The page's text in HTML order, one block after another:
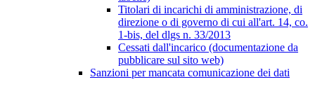
Titolari di incarichi di amministrazione, di
direzione o di governo di cui all'art. 14, co.
1-bis, del dlgs n. 33/2013
Cessati dall'incarico (documentazione da
pubblicare sul sito web)
Sanzioni per mancata comunicazione dei dati